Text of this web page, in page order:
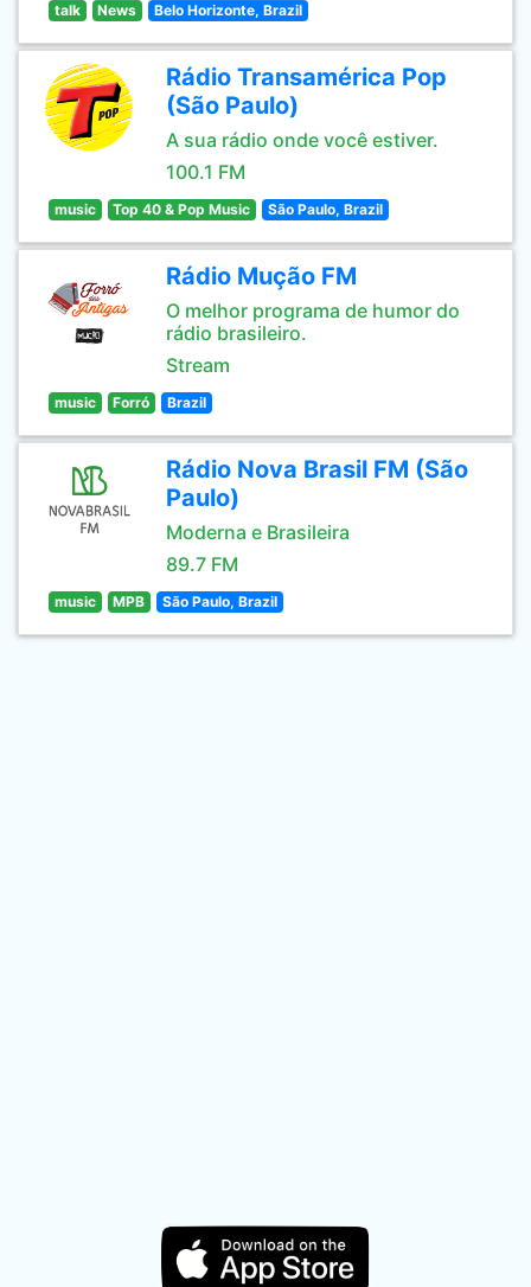
talk News Belo Horizonte, Brazil
Rádio Transamérica Pop
(São Paulo)
A sua rádio onde você estiver.
100.1 FM
music Top 40 & Pop Music São Paulo, Brazil
Rádio Mução FM
O melhor programa de humor do
rádio brasileiro.
Stream
music Forró Brazil
Rádio Nova Brasil FM (São
Paulo)
Moderna e Brasileira
89.7 FM
music MPB São Paulo, Brazil